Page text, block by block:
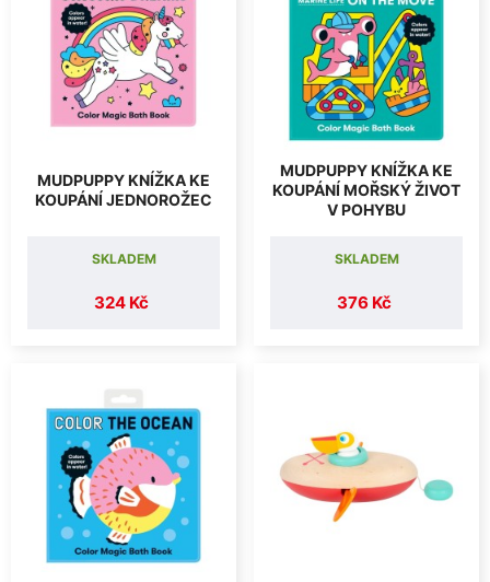
MUDPUPPY KNÍŽKA KE
KOUPÁNÍ JEDNOROŽEC
324 Kč
SKLADEM
MUDPUPPY KNÍŽKA KE
KOUPÁNÍ MOŘSKÝ ŽIVOT
V POHYBU
376 Kč
SKLADEM